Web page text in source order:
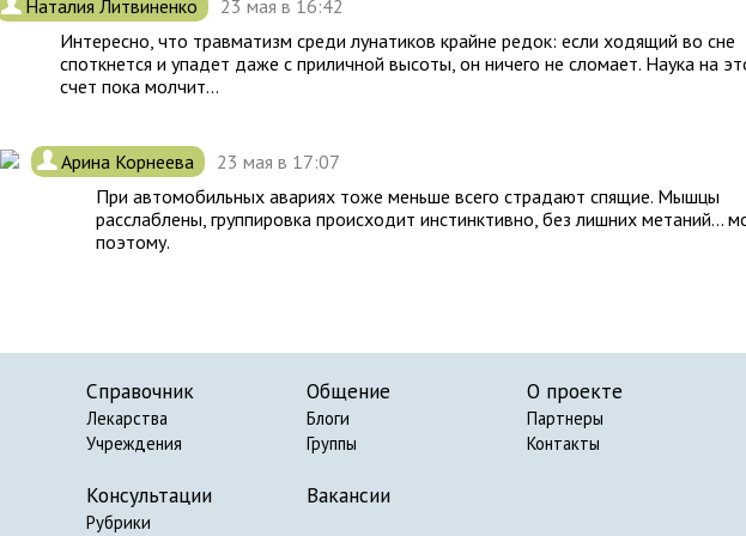
. Наталия Литвиненко
23 мая в 16:42
Интересно, что травматизм среди лунатиков крайне редок: если ходящий во сне
споткнется и упадет даже с приличной высоты, он ничего не сломает. Наука на
счет пока молчит...
. Арина Корнеева
23 мая в 17:07
При автомобильных авариях тоже меньше всего страдают спящие. Мышцы
расслаблены, группировка происходит инстинктивно, без лишних метаний...
поэтому.
Справочник
Лекарства
Учреждения
Консультации
Рубрики
Общение
Блоги
Группы
Вакансии
О проекте
Партнеры
Контакты